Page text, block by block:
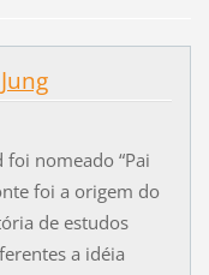
foi nomeado “Pai
foi a origem do
de estudos
a idéia